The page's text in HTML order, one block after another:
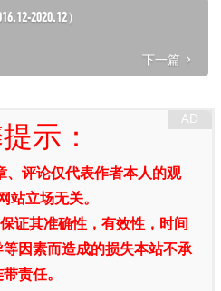
2020.12）
下一篇
示：
、评论仅代表作者本人的观
站立场无关。
证其准确性，有效性，时间
因素而造成的损失本站不承
责任。